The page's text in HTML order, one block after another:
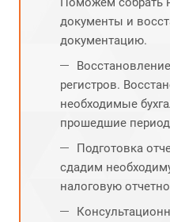
документы и
документацию.
регистров.
необходимые
прошедшие
Подготовка
сдадим
налоговую